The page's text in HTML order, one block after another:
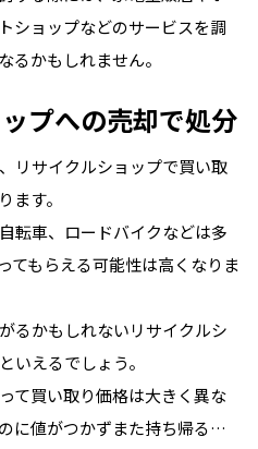
ショップなどのサービスを調
るかもしれません。
プへの売却で処分
リサイクルショップで買い取
ます。
転車、ロードバイクなどは多
てもらえる可能性は高くなりま
るかもしれないリサイクルシ
いえるでしょう。
て買い取り価格は大きく異な
に値がつかずまた持ち帰る…